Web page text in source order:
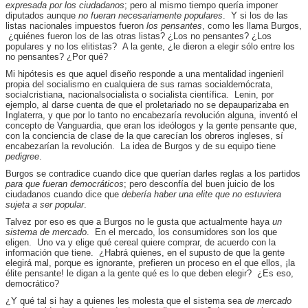
expresada por los ciudadanos; pero al mismo tiempo quería imponer
diputados aunque no fueran necesariamente populares. Y si los de las
listas nacionales impuestos fueron los pensantes, como les llama Burgos,
¿quiénes fueron los de las otras listas? ¿Los no pensantes? ¿Los
populares y no los elitistas? A la gente, ¿le dieron a elegir sólo entre los
no pensantes? ¿Por qué?
Mi hipótesis es que aquel diseño responde a una mentalidad ingenieril
propia del socialismo en cualquiera de sus ramas socialdemócrata,
socialcristiana, nacionalsocialista o socialista científica. Lenin, por
ejemplo, al darse cuenta de que el proletariado no se depauparizaba en
Inglaterra, y que por lo tanto no encabezaría revolución alguna, inventó el
concepto de Vanguardia, que eran los ideólogos y la gente pensante que,
con la conciencia de clase de la que carecían los obreros ingleses, sí
encabezarían la revolución. La idea de Burgos y de su equipo tiene
pedigree.
Burgos se contradice cuando dice que querían darles reglas a los partidos
para que fueran democráticos; pero desconfía del buen juicio de los
ciudadanos cuando dice que debería haber una elite que no estuviera
sujeta a ser popular.
Talvez por eso es que a Burgos no le gusta que actualmente haya un
sistema de mercado. En el mercado, los consumidores son los que
eligen. Uno va y elige qué cereal quiere comprar, de acuerdo con la
información que tiene. ¿Habrá quienes, en el supusto de que la gente
elegirá mal, porque es ignorante, prefieren un proceso en el que ellos, ¡la
élite pensante! le digan a la gente qué es lo que deben elegir? ¿Es eso,
democrático?
¿Y qué tal si hay a quienes les molesta que el sistema sea de mercado